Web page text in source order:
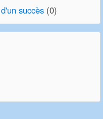
succès (0)